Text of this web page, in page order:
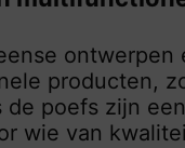
ontwerpen
producten,
de poefs zijn
wie van